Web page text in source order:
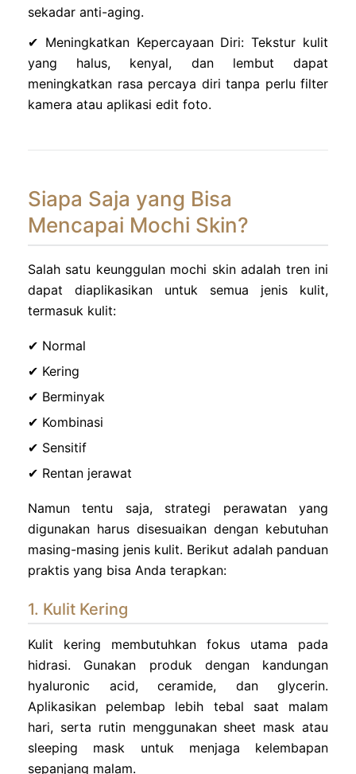
sekadar anti-aging.
✔ Meningkatkan Kepercayaan Diri: Tekstur kulit
yang halus, kenyal, dan lembut dapat
meningkatkan rasa percaya diri tanpa perlu filter
kamera atau aplikasi edit foto.
Siapa Saja yang Bisa
Mencapai Mochi Skin?
Salah satu keunggulan mochi skin adalah tren ini
dapat diaplikasikan untuk semua jenis kulit,
termasuk kulit:
✔ Normal
✔ Kering
✔ Berminyak
✔ Kombinasi
✔ Sensitif
✔ Rentan jerawat
Namun tentu saja, strategi perawatan yang
digunakan harus disesuaikan dengan kebutuhan
masing-masing jenis kulit. Berikut adalah panduan
praktis yang bisa Anda terapkan:
1. Kulit Kering
Kulit kering membutuhkan fokus utama pada
hidrasi. Gunakan produk dengan kandungan
hyaluronic acid, ceramide, dan glycerin.
Aplikasikan pelembap lebih tebal saat malam
hari, serta rutin menggunakan sheet mask atau
sleeping mask untuk menjaga kelembapan
sepanjang malam.